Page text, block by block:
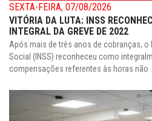
SEXTA-FEIRA, 07/08/2026
VITÓRIA DA LUTA: INSS
INTEGRAL DA GREVE DE 2022
Após mais de três anos de cobranças,
Social (INSS) reconheceu como
compensações referentes às horas não ...